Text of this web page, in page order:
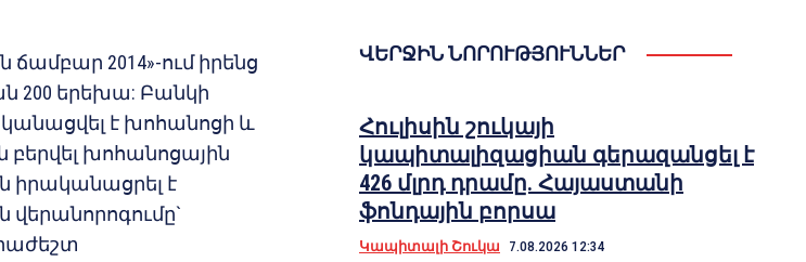
2014»-ում իրենց
200 երեխա: Բանկի
է խոհանոցի և
բերվել խոհանոցային
իրականացրել է
ՎԵՐՋԻՆ ՆՈՐՈՒԹՅՈՒՆՆԵՐ
Հուլիսին շուկայի
կապիտալիզացիան գերազանցել է
426 մլրդ դրամը. Հայաստանի
ֆոնդային բորսա
Կապիտալի Շուկա 7.08.2026 12:34